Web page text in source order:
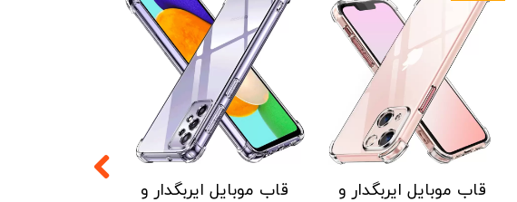
قاب موبایل ایربگدار و
قاب موبایل ایربگدار و